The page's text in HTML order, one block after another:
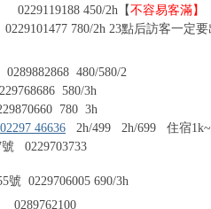
450/2h 【不容易客滿】
780/2h 23點后訪客一定
480/580/2
580/3h
780 3h
02297 46636 2h/499 2h/699 住宿
0229703733
號 0229706005 690/3h
0289762100